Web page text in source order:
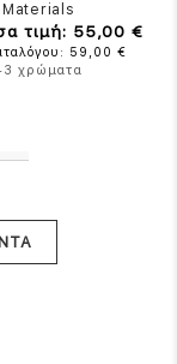
Materials
τιμή: 55,00 €
59,00 €
χρώματα